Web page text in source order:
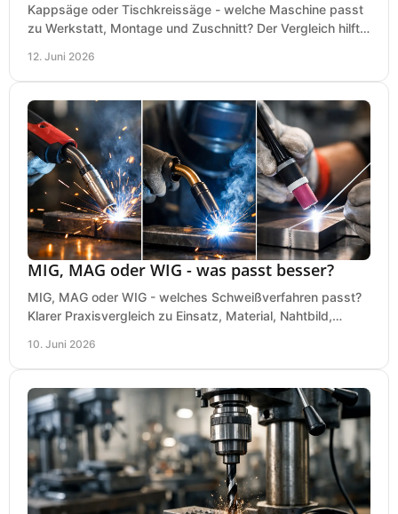
Kappsäge oder Tischkreissäge - welche Maschine passt
zu Werkstatt, Montage und Zuschnitt? Der Vergleich hilft
12. Juni 2026
MIG, MAG oder WIG - was passt besser?
MIG, MAG oder WIG - welches Schweißverfahren passt?
Klarer Praxisvergleich zu Einsatz, Material, Nahtbild,
10. Juni 2026